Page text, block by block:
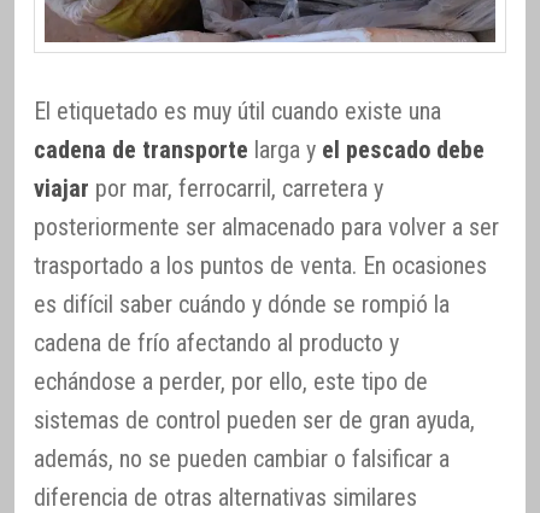
El etiquetado es muy útil cuando existe una
cadena de transporte larga y el pescado debe
viajar por mar, ferrocarril, carretera y
posteriormente ser almacenado para volver a ser
trasportado a los puntos de venta. En ocasiones
es difícil saber cuándo y dónde se rompió la
cadena de frío afectando al producto y
echándose a perder, por ello, este tipo de
sistemas de control pueden ser de gran ayuda,
además, no se pueden cambiar o falsificar a
diferencia de otras alternativas similares